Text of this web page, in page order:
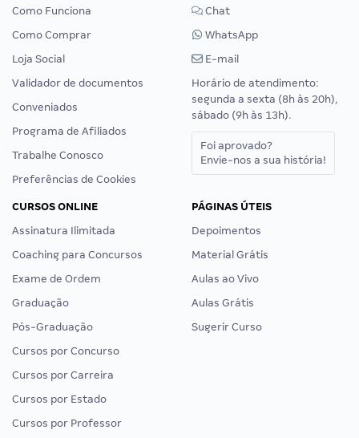
Como Funciona
Como Comprar
Loja Social
Validador de documentos
Conveniados
Programa de Afiliados
Trabalhe Conosco
Preferências de Cookies
Chat
WhatsApp
E-mail
Horário de atendimento:
segunda a sexta (8h às 20h),
sábado (9h às 13h).
Foi aprovado?
Envie-nos a sua história!
CURSOS ONLINE
Assinatura Ilimitada
Coaching para Concursos
Exame de Ordem
Graduação
Pós-Graduação
Cursos por Concurso
Cursos por Carreira
Cursos por Estado
Cursos por Professor
PÁGINAS ÚTEIS
Depoimentos
Material Grátis
Aulas ao Vivo
Aulas Grátis
Sugerir Curso